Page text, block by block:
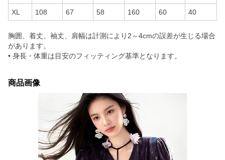
XL 108 67 58 160 60 40
胸囲、着丈、袖丈、肩幅は計測により2～4cmの誤差が生じる場合
があります。
• 身長・体重は目安のフィッティング基準となります。
商品画像